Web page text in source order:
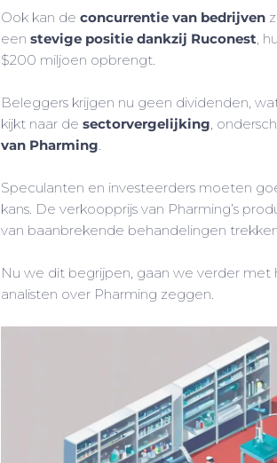
Ook kan deconcurrentie van bedrijven
eenstevige positie dankzij Ruconest,
$200 miljoen opbrengt.
Beleggers krijgen nu geen dividenden,
kijkt naar desectorvergelijking,
van Pharming.
Speculanten en investeerders moeten
kans. De verkoopprijs van Pharming’s
van baanbrekende behandelingen
Nu we dit begrijpen, gaan we verder
analisten over Pharming zeggen.